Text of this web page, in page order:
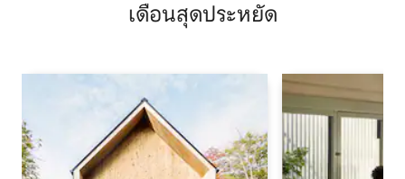
เดือนสุดประหยัด